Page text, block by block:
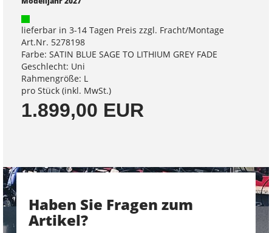
lieferbar in 3-14 Tagen Preis zzgl. Fracht/Montage
Art.Nr. 5278198
Farbe: SATIN BLUE SAGE TO LITHIUM GREY FADE
Geschlecht: Uni
Rahmengröße: L
pro Stück (inkl. MwSt.)
1.899,00 EUR
Haben Sie Fragen zum
Artikel?